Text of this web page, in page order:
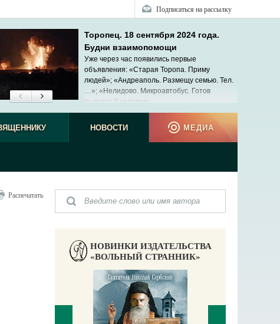
Подписаться на рассылку
Торопец. 18 сентября 2024 года.
Будни взаимопомощи
Уже через час появились первые
объявления: «Старая Торопа. Приму
людей»; «Андреаполь. Размещу семью. Тел.
…»; «Нелидово. Микроавтобус. Готов
вывезти 8 человек»...
НОВОСТИ МЕДИА
Распечатать
НОВИНКИ ИЗДАТЕЛЬСТВА
«ВОЛЬНЫЙ СТРАННИК»